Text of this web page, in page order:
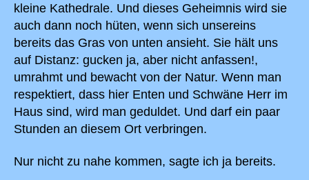
kleine Kathedrale. Und dieses Geheimnis wird sie
auch dann noch hüten, wenn sich unsereins
bereits das Gras von unten ansieht. Sie hält uns
auf Distanz: gucken ja, aber nicht anfassen!,
umrahmt und bewacht von der Natur. Wenn man
respektiert, dass hier Enten und Schwäne Herr im
Haus sind, wird man geduldet. Und darf ein paar
Stunden an diesem Ort verbringen.
Nur nicht zu nahe kommen, sagte ich ja bereits.